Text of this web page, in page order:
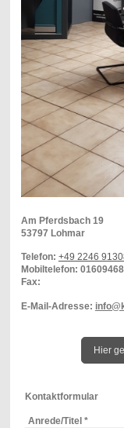
Am Pferdsbach 19
53797 Lohmar
Telefon: +49 2246
Mobiltelefon:
Fax:
E-Mail-Adresse:
Hier
Kontaktformular
Anrede/Titel *